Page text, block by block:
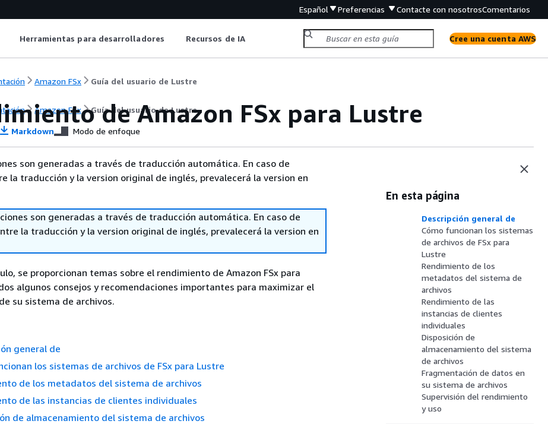
Español Preferencias Contacte con nosotrosComentarios
Herramientas para desarrolladores Recursos de IA Cree una cuenta AWS
Amazon FSx Guía del usuario de Lustre
Amazon FSx Guía del usuario de Lustre
de Amazon FSx para Lustre
Markdown Modo de enfoque
son generadas a través de traducción automática. En caso de
la traducción y la version original de inglés, prevalecerá la version en
son generadas a través de traducción automática. En caso de
la traducción y la version original de inglés, prevalecerá la version en
se proporcionan temas sobre el rendimiento de Amazon FSx para
algunos consejos y recomendaciones importantes para maximizar el
su sistema de archivos.
general de
los sistemas de archivos de FSx para Lustre
de los metadatos del sistema de archivos
de las instancias de clientes individuales
de almacenamiento del sistema de archivos
En esta página
Descripción general de
Cómo funcionan los sistemas
de archivos de FSx para
Lustre
Rendimiento de los
metadatos del sistema de
archivos
Rendimiento de las
instancias de clientes
individuales
Disposición de
almacenamiento del sistema
de archivos
Fragmentación de datos en
su sistema de archivos
Supervisión del rendimiento
y uso